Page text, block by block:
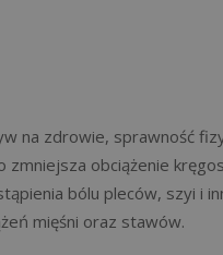
na zdrowie, sprawność
obciążenie
bólu pleców, szyi i
mięśni oraz stawów.